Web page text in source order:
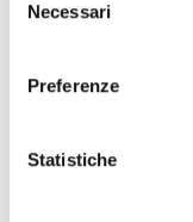
delNecessari
Preferenze
Statistiche
Si consiglia di
informazioni